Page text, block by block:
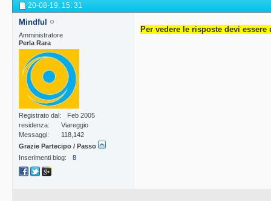
20-08-19, 15: 31
Mindful
Amministratore
Perla Rara
Registrato dal
Feb 2005
residenza
Viareggio
Messaggi
118,142
Grazie Partecipo / Passo
Inserimenti blog
8
Per vedere le risposte devi essere